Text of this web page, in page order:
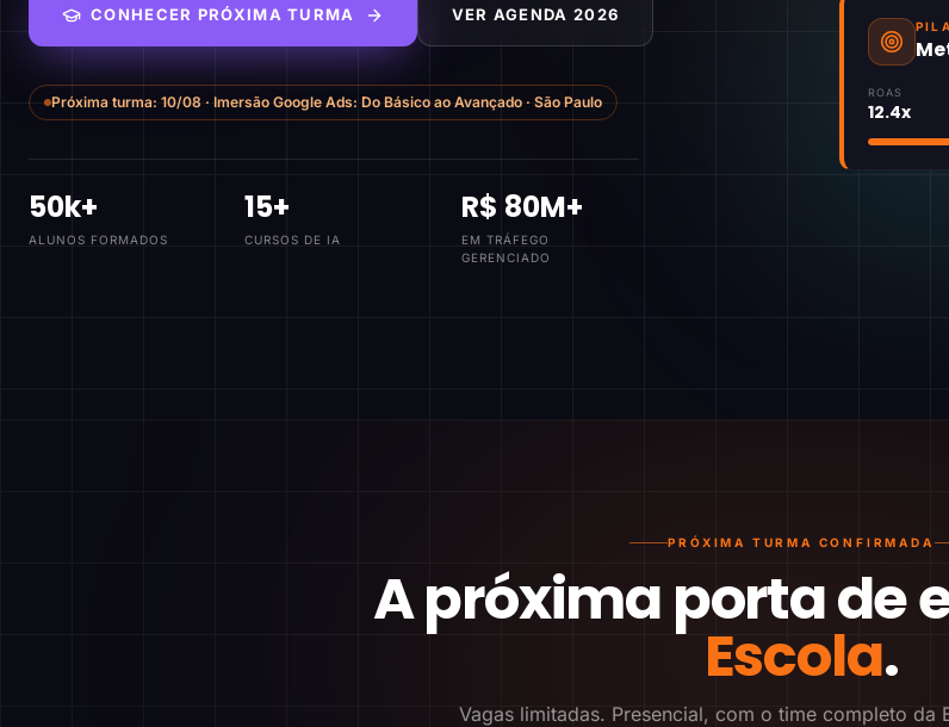
CONHECER PRÓXIMA TURMA VER AGENDA 2026
Próxima turma: 10/08 · Imersão Google Ads: Do Básico ao Avançado · São Paulo
50k+
ALUNOS FORMADOS
15+
CURSOS DE IA
R$ 80M+
EM TRÁFEGO
GERENCIADO
ROAS
12.4x
PRÓXIMA TURMA CONFIRMADA
A próxima porta de
Escola.
Vagas limitadas. Presencial, com o time completo da